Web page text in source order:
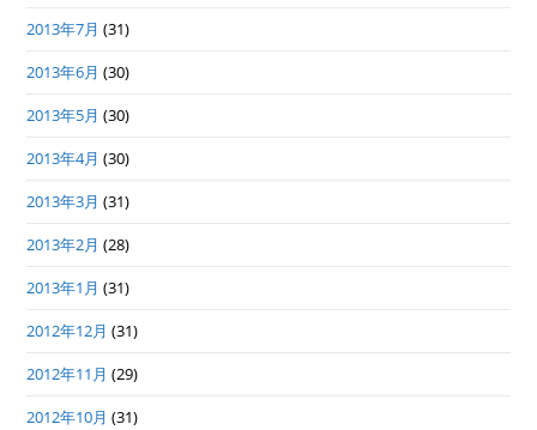
2013年7月 (31)
2013年6月 (30)
2013年5月 (30)
2013年4月 (30)
2013年3月 (31)
2013年2月 (28)
2013年1月 (31)
2012年12月 (31)
2012年11月 (29)
2012年10月 (31)